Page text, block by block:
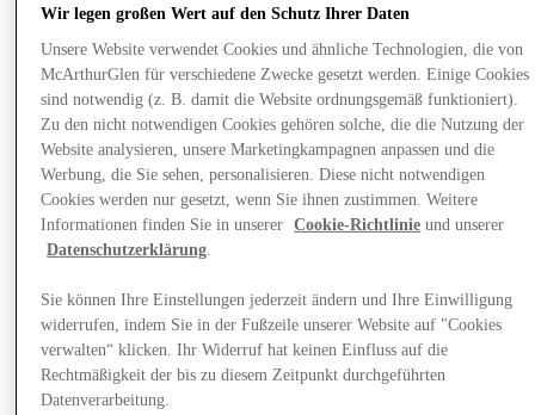
Plane Deinen Besuch
Wir legen großen Wert auf den Schutz Ihrer Daten
Unsere Website verwendet Cookies und ähnliche Technologien, die von
McArthurGlen für verschiedene Zwecke gesetzt werden. Einige Cookies
sind notwendig (z. B. damit die Website ordnungsgemäß funktioniert).
Zu den nicht notwendigen Cookies gehören solche, die die Nutzung der
Website analysieren, unsere Marketingkampagnen anpassen und die
Werbung, die Sie sehen, personalisieren. Diese nicht notwendigen
Cookies werden nur gesetzt, wenn Sie ihnen zustimmen. Weitere
Informationen finden Sie in unserer
Cookie-Richtlinie und unserer
Datenschutzerklärung
Sie können Ihre Einstellungen jederzeit ändern und Ihre Einwilligung
widerrufen, indem Sie in der Fußzeile unserer Website auf "Cookies
verwalten“ klicken. Ihr Widerruf hat keinen Einfluss auf die
Rechtmäßigkeit der bis zu diesem Zeitpunkt durchgeführten
Datenverarbeitung.